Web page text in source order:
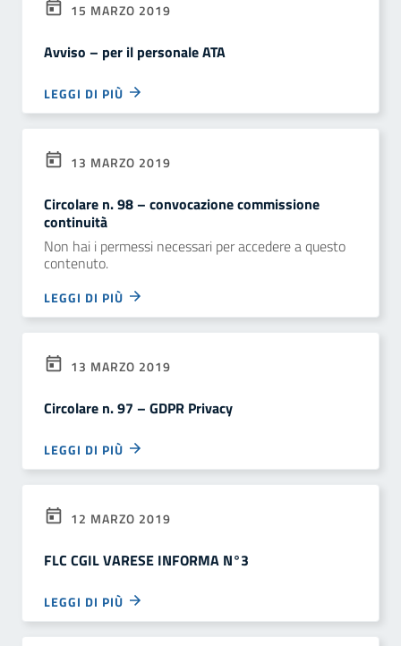
15 MARZO 2019
Avviso – per il personale ATA
LEGGI DI PIÙ
13 MARZO 2019
Circolare n. 98 – convocazione commissione
continuità
Non hai i permessi necessari per accedere a questo
contenuto.
LEGGI DI PIÙ
13 MARZO 2019
Circolare n. 97 – GDPR Privacy
LEGGI DI PIÙ
12 MARZO 2019
FLC CGIL VARESE INFORMA N°3
LEGGI DI PIÙ